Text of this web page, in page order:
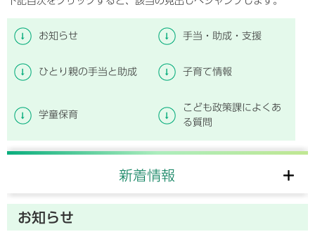
お知らせ 手当・助成・支援
ひとり親の手当と助成 子育て情報
学童保育
こども政策課によくあ
る質問
新着情報
お知らせ